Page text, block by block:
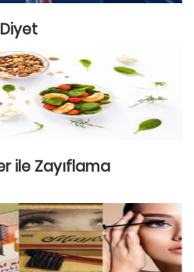
ile Zayıflama